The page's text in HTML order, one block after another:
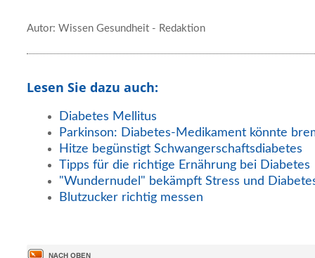
Autor: Wissen Gesundheit - Redaktion
Lesen Sie dazu auch:
Diabetes Mellitus
Parkinson: Diabetes-Medikament könnte
Hitze begünstigt Schwangerschaftsdiabetes
Tipps für die richtige Ernährung bei Diabetes
"Wundernudel" bekämpft Stress und
Blutzucker richtig messen